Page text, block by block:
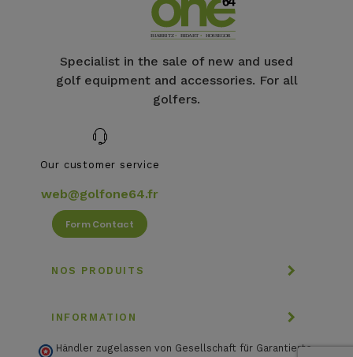
Specialist in the sale of new and used
golf equipment and accessories. For all
golfers.
Our customer service
web@golfone64.fr
Form Contact
NOS PRODUITS
INFORMATION
Händler zugelassen von Gesellschaft für Garantierte